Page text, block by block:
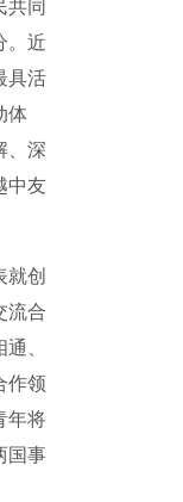
同
。近
具活
体
、深
中友
创
流合
、
作领
年将
国事